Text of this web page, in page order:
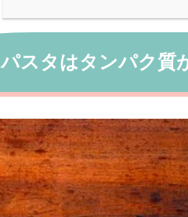
パスタはタンパク質